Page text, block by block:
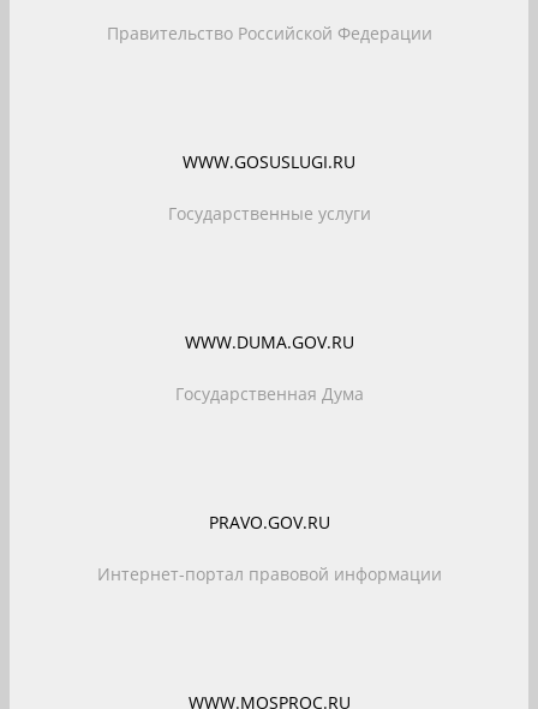
Правительство Российской Федерации
WWW.GOSUSLUGI.RU
Государственные услуги
WWW.DUMA.GOV.RU
Государственная Дума
PRAVO.GOV.RU
Интернет-портал правовой информации
WWW.MOSPROC.RU